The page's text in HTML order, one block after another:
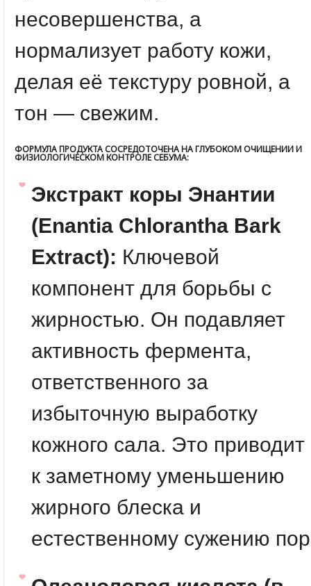
несовершенства, а
нормализует работу кожи,
делая её текстуру ровной, а
тон — свежим.
ФОРМУЛА ПРОДУКТА СОСРЕДОТОЧЕНА НА ГЛУБОКОМ ОЧИЩЕНИИ И
ФИЗИОЛОГИЧЕСКОМ КОНТРОЛЕ СЕБУМА:
Экстракт коры Энантии
(Enantia Chlorantha Bark
Extract): Ключевой
компонент для борьбы с
жирностью. Он подавляет
активность фермента,
ответственного за
избыточную выработку
кожного сала. Это приводит
к заметному уменьшению
жирного блеска и
естественному сужению